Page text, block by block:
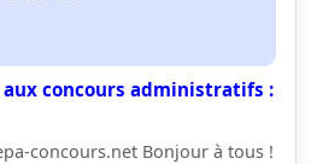
concours administratifs :
concours.net Bonjour à tous !